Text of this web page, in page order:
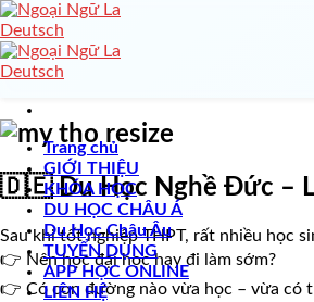
Skip
to
content
Trang chủ
GIỚI THIỆU
KHÓA HỌC
DU HỌC CHÂU Á
Du Học Châu Âu
TUYỂN DỤNG
APP HỌC ONLINE
LIÊN HỆ
🇩🇪 Du Học Nghề Đức –
Sau khi tốt nghiệp THPT, rất nhiều học
👉 Nên học đại học hay đi làm sớm?
👉 Có con đường nào vừa học – vừa có